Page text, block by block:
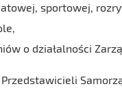
sportowej,
o działalności